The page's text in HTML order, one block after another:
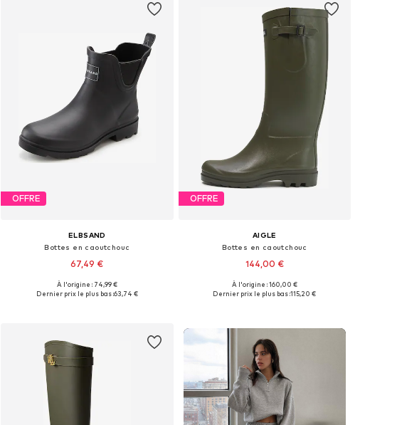
OFFRE
ELBSAND
Bottes en caoutchouc
67,49 €
Disponible en plusieurs tailles
À l'origine : 74,99 €
Dernier prix le plus bas :63,74 €
OFFRE
AIGLE
Bottes en caoutchouc
144,00 €
Tailles disponibles: 38, 39, 40, 41, 42
À l'origine : 160,00 €
Dernier prix le plus bas :115,20 €